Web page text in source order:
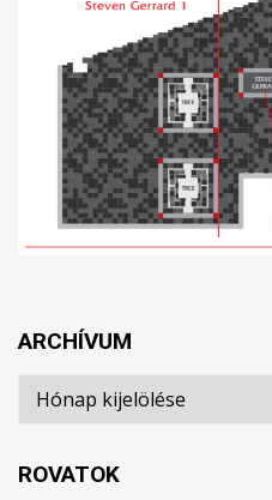
ARCHÍVUM
Archívum
ROVATOK